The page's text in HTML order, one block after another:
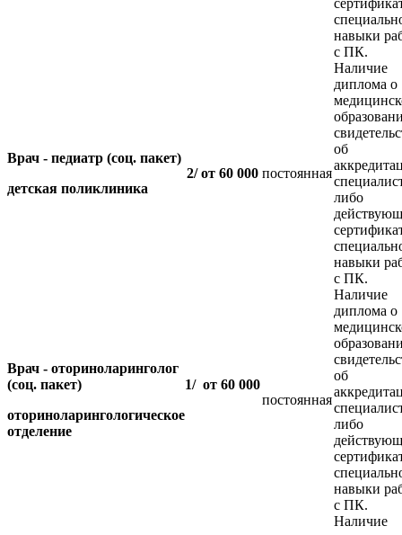
навыки
с ПК.
Врач - педиатр (соц. пакет)
детская поликлиника
2/ от 60 000 постоянная
Наличие
диплома о
об
либо
навыки
с ПК.
Врач - оториноларинголог
(соц. пакет)
оториноларингологическое
отделение
1/ от 60 000
постоянная
Наличие
диплома о
об
либо
навыки
с ПК.
Наличие